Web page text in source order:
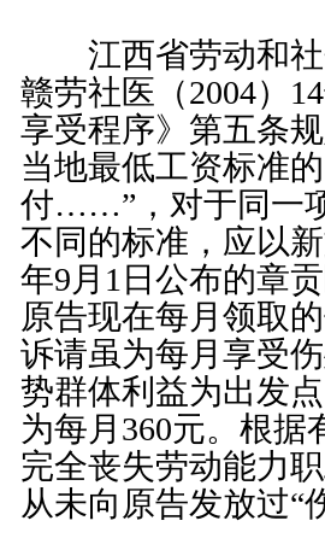
江西省劳动和社
赣劳社医（2004）
享受程序》第五条
当地最低工资标准
付……”，对于同一
不同的标准，应以
年9月1日公布的章
原告现在每月领取
诉请虽为每月享受
势群体利益为出发
为每月360元。根
完全丧失劳动能力
从未向原告发放过“